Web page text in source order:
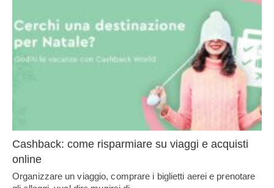
Cashback: come risparmiare su viaggi e acquisti
online
Organizzare un viaggio, comprare i biglietti aerei e prenotare